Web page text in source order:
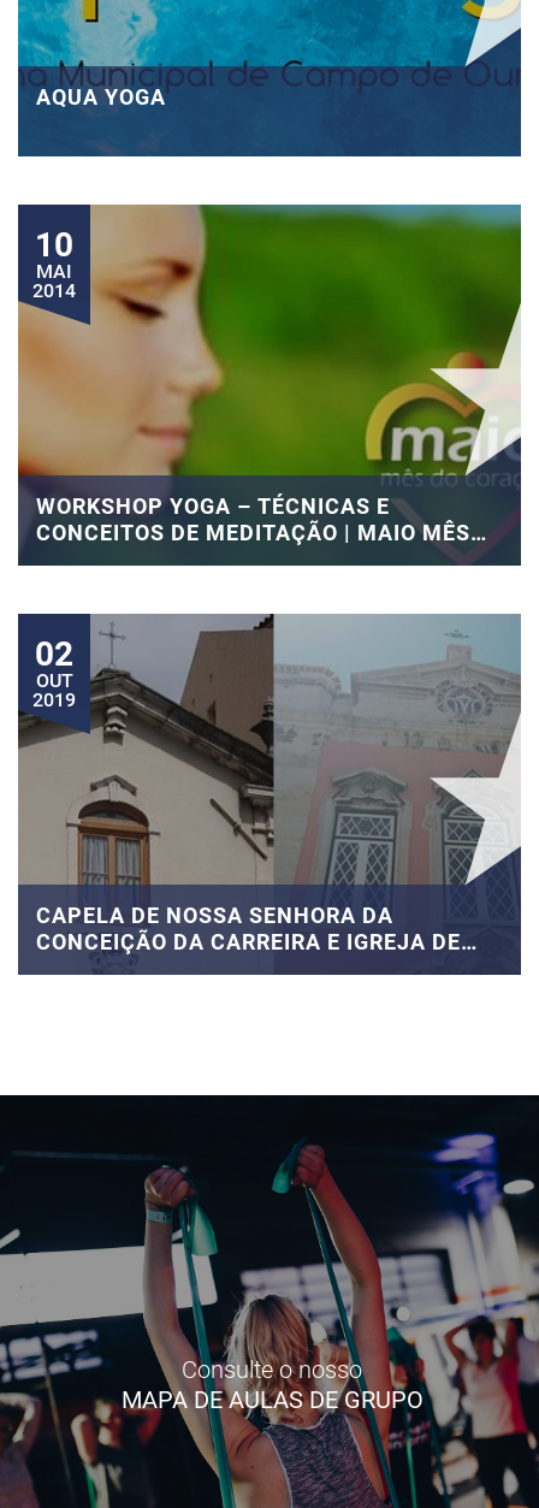
AQUA YOGA
10
MAI
2014
WORKSHOP YOGA – TÉCNICAS E
CONCEITOS DE MEDITAÇÃO | MAIO MÊS
02
OUT
2019
CAPELA DE NOSSA SENHORA DA
CONCEIÇÃO DA CARREIRA E IGREJA DE
SÃO LUIS DA PENA
Consulte o nosso
MAPA DE AULAS DE GRUPO